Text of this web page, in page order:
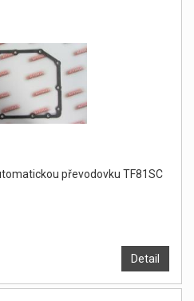
převodovku TF81SC
Detail